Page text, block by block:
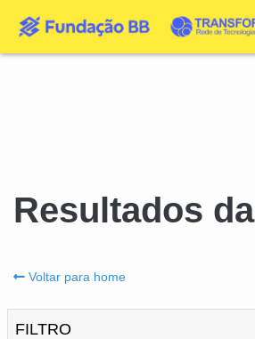
Resultados
Voltar para home
FILTRO